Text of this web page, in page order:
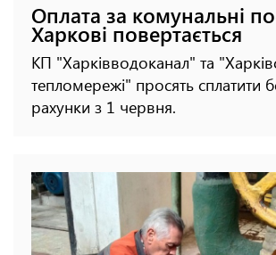
Оплата за комунальні
Харкові повертається
КП "Харківводоканал" та
тепломережі" просять сплатити
рахунки з 1 червня.